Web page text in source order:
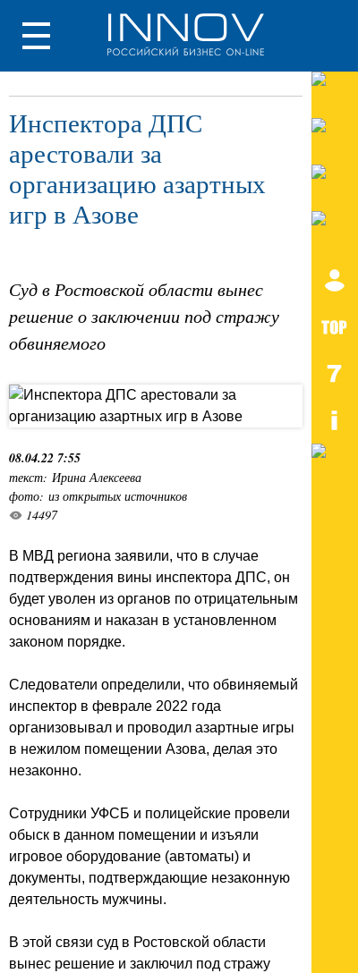
Инспектора ДПС
арестовали за
организацию азартных
игр в Азове
Суд в Ростовской области вынес
решение о заключении под стражу
обвиняемого
08.04.22 7:55
текст: Ирина Алексеева
фото: из открытых источников
14497
В МВД региона заявили, что в случае
подтверждения вины инспектора ДПС, он
будет уволен из органов по отрицательным
основаниям и наказан в установленном
законом порядке.
Следователи определили, что обвиняемый
инспектор в феврале 2022 года
организовывал и проводил азартные игры
в нежилом помещении Азова, делая это
незаконно.
Сотрудники УФСБ и полицейские провели
обыск в данном помещении и изъяли
игровое оборудование (автоматы) и
документы, подтверждающие незаконную
деятельность мужчины.
В этой связи суд в Ростовской области
вынес решение и заключил под стражу